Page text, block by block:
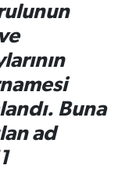
Buna
ad